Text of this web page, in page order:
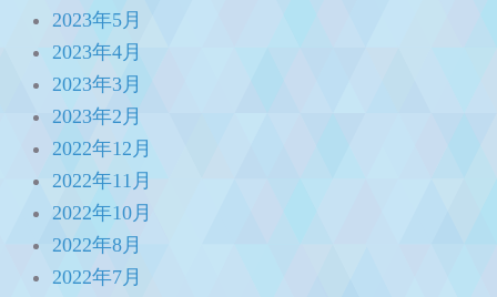
2023年5月
2023年4月
2023年3月
2023年2月
2022年12月
2022年11月
2022年10月
2022年8月
2022年7月